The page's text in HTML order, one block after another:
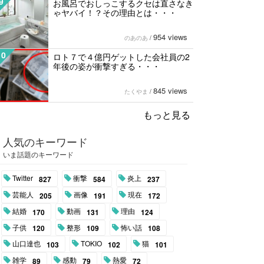
お風呂でおしっこするクセは直さなき
ゃヤバイ！？その理由とは・・・
のあのあ / 954 views
ロト７で４億円ゲットした会社員の2
年後の姿が衝撃すぎる・・・
たくやま / 845 views
もっと見る
人気のキーワード
いま話題のキーワード
Twitter 827 衝撃 584 炎上 237
芸能人 205 画像 191 現在 172
結婚 170 動画 131 理由 124
子供 120 整形 109 怖い話 108
山口達也 103 TOKIO 102 猫 101
雑学 89 感動 79 熱愛 72